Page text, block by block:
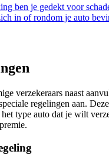
ben je gedekt voor
in of rondom je auto
verzekeraars naast
regelingen aan.
type auto dat je wilt